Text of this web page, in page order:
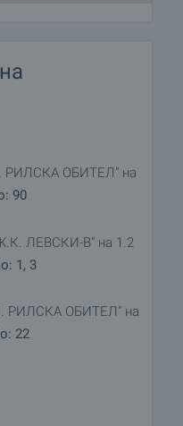
РИЛСКА ОБИТЕЛ" на
90
ЛЕВСКИ-В" на 1.2
1, 3
РИЛСКА ОБИТЕЛ" на
22